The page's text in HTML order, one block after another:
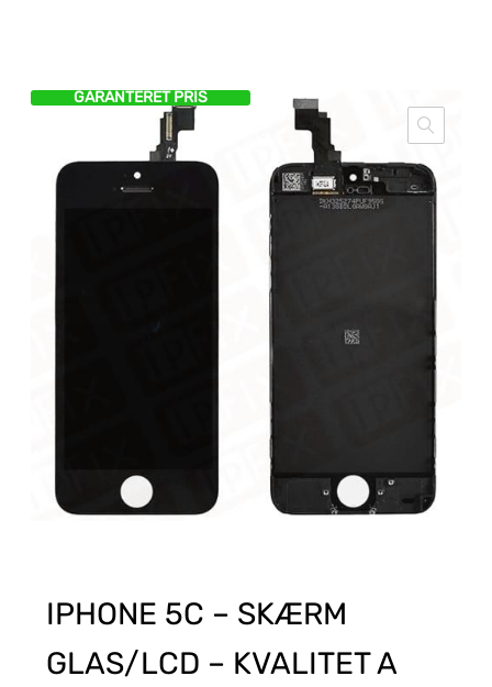
GARANTERET PRIS
IPHONE 5C – SKÆRM
GLAS/LCD – KVALITET A